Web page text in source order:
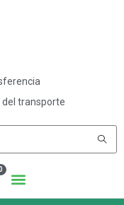
del transporte